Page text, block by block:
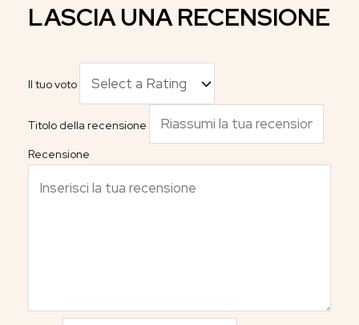
LASCIA UNA RECENSIONE
Il tuo voto
Titolo della recensione
Recensione